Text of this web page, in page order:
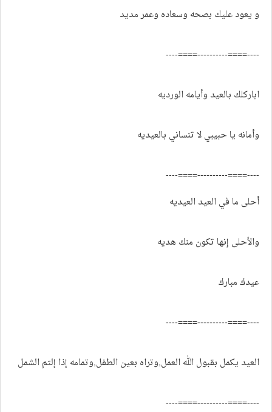
و يعود عليك بصحه وسعاده وعمر مديد
----====----------====----
اباركلك بالعيد وأيامه الورديه
وأمانه يا حبيبي لا تنساني بالعيديه
----====----------====----
أحلى ما في العيد العيديه
والأحلى إنها تكون منك هديه
عيدك مبارك
----====----------====----
العيد يكمل بقبول الله العمل,وتراه بعين الطفل,وتمامه إذا إلتم الشمل
----====----------====----